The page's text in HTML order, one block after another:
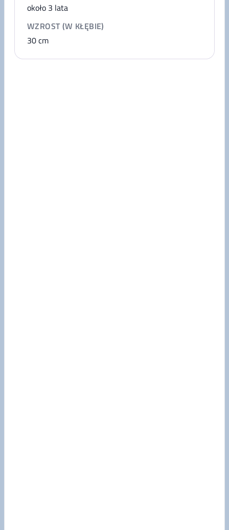
około 3 lata
WZROST (W KŁĘBIE)
30cm